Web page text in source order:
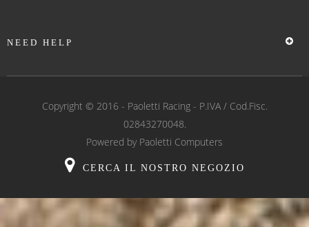
NEED HELP
Copyright © 2016 - Paoletti Racing- P.IVA / Cod.Fisc.
02843270048.
Powered by Paoletti Computers
CERCA IL NOSTRO NEGOZIO